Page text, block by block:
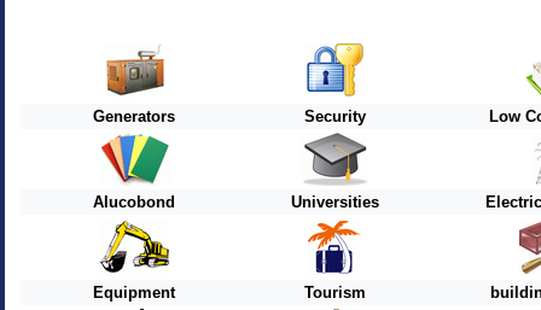
Generators Security Low
Alucobond Universities
Equipment Tourism